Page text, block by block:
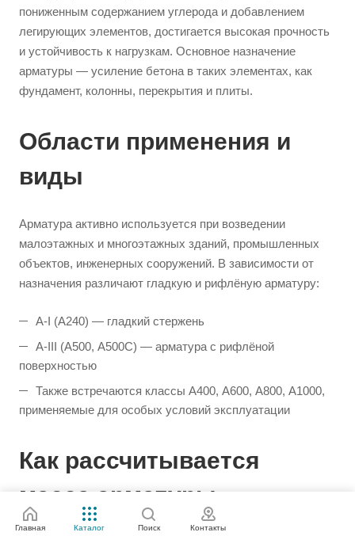
пониженным содержанием углерода и добавлением
легирующих элементов, достигается высокая прочность
и устойчивость к нагрузкам. Основное назначение
арматуры — усиление бетона в таких элементах, как
фундамент, колонны, перекрытия и плиты.
Области применения и
виды
Арматура активно используется при возведении
малоэтажных и многоэтажных зданий, промышленных
объектов, инженерных сооружений. В зависимости от
назначения различают гладкую и рифлёную арматуру:
А-I (А240) — гладкий стержень
А-III (А500, А500С) — арматура с рифлёной
поверхностью
Также встречаются классы А400, А600, А800, А1000,
применяемые для особых условий эксплуатации
Как рассчитывается
масса арматуры
Главная Каталог Поиск Контакты